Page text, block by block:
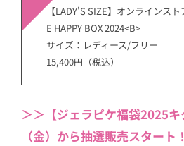
【LADY’S SIZE】オンラインス
E HAPPY BOX 2024<B>
サイズ：レディース/フリー
15,400円（税込）
＞＞【ジェラピケ福袋2025
（金）から抽選販売スタート